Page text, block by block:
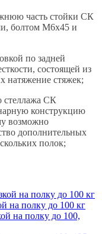
часть стойки СК
болтом М6х45 и
по задней
состоящей из
натяжение стяжек;
стеллажа СК
конструкцию
возможно
дополнительных
полок;
на полку до 100 кг